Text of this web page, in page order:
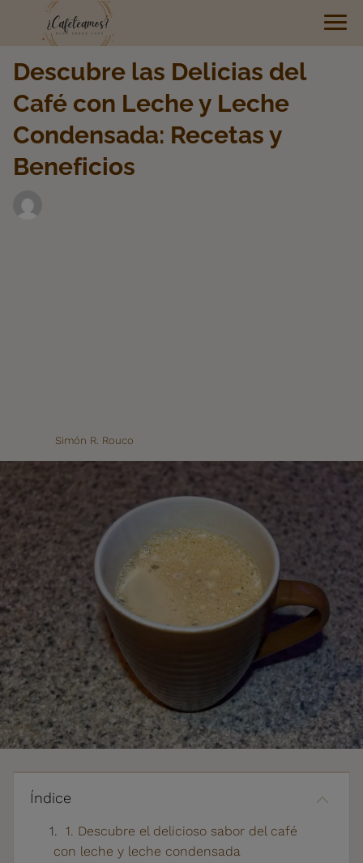
Descubre las Delicias del
Café con Leche y Leche
Condensada: Recetas y
Beneficios
Simón R. Rouco
Índice
1. Descubre el delicioso sabor del café
con leche y leche condensada